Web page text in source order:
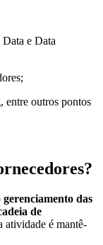
e Data
entre outros pontos
gerenciamento das
de
atividade é mantê-